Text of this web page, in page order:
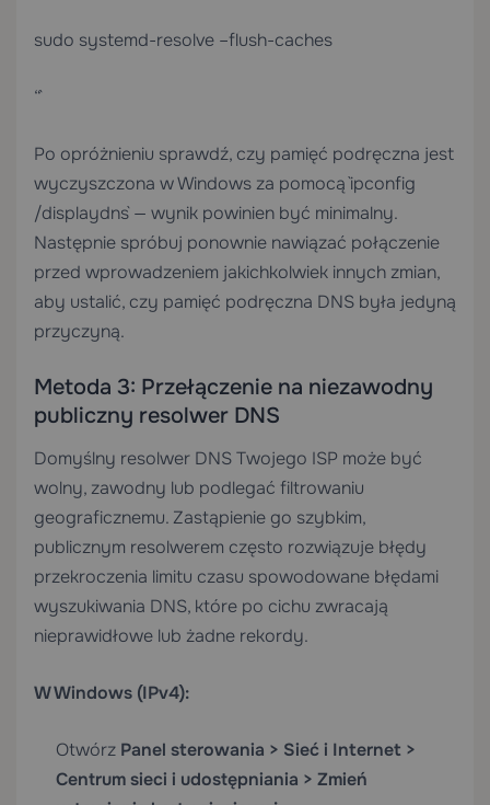
sudo systemd-resolve –flush-caches
“`
Po opróżnieniu sprawdź, czy pamięć podręczna jest
wyczyszczona w Windows za pomocą `ipconfig
/displaydns` — wynik powinien być minimalny.
Następnie spróbuj ponownie nawiązać połączenie
przed wprowadzeniem jakichkolwiek innych zmian,
aby ustalić, czy pamięć podręczna DNS była jedyną
przyczyną.
Metoda 3: Przełączenie na niezawodny
publiczny resolwer DNS
Domyślny resolwer DNS Twojego ISP może być
wolny, zawodny lub podlegać filtrowaniu
geograficznemu. Zastąpienie go szybkim,
publicznym resolwerem często rozwiązuje błędy
przekroczenia limitu czasu spowodowane błędami
wyszukiwania DNS, które po cichu zwracają
nieprawidłowe lub żadne rekordy.
W Windows (IPv4):
Otwórz Panel sterowania > Sieć i Internet >
Centrum sieci i udostępniania > Zmień